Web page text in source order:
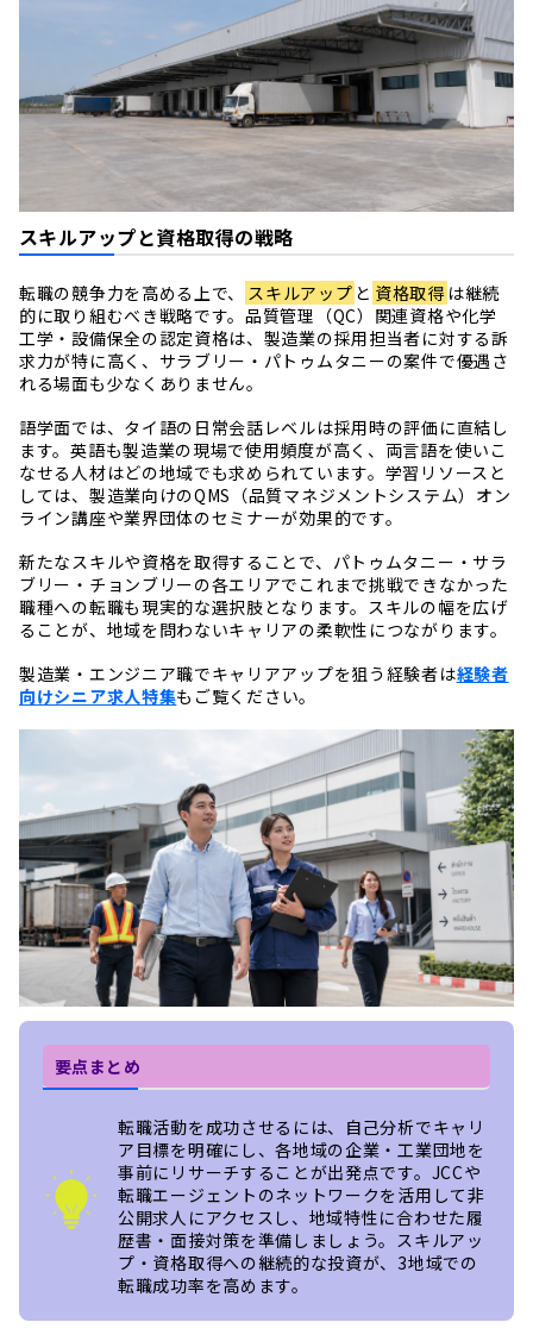
スキルアップと資格取得の戦略
転職の競争力を高める上で、 スキルアップ と 資格取得 は継続
的に取り組むべき戦略です。品質管理（QC）関連資格や化学
工学・設備保全の認定資格は、製造業の採用担当者に対する訴
求力が特に高く、サラブリー・パトゥムタニーの案件で優遇さ
れる場面も少なくありません。
語学面では、タイ語の日常会話レベルは採用時の評価に直結し
ます。英語も製造業の現場で使用頻度が高く、両言語を使いこ
なせる人材はどの地域でも求められています。学習リソースと
しては、製造業向けのQMS（品質マネジメントシステム）オン
ライン講座や業界団体のセミナーが効果的です。
新たなスキルや資格を取得することで、パトゥムタニー・サラ
ブリー・チョンブリーの各エリアでこれまで挑戦できなかった
職種への転職も現実的な選択肢となります。スキルの幅を広げ
ることが、地域を問わないキャリアの柔軟性につながります。
製造業・エンジニア職でキャリアアップを狙う経験者は経験者
向けシニア求人特集もご覧ください。
要点まとめ
転職活動を成功させるには、自己分析でキャリ
ア目標を明確にし、各地域の企業・工業団地を
事前にリサーチすることが出発点です。JCCや
転職エージェントのネットワークを活用して非
公開求人にアクセスし、地域特性に合わせた履
歴書・面接対策を準備しましょう。スキルアッ
プ・資格取得への継続的な投資が、3地域での
転職成功率を高めます。